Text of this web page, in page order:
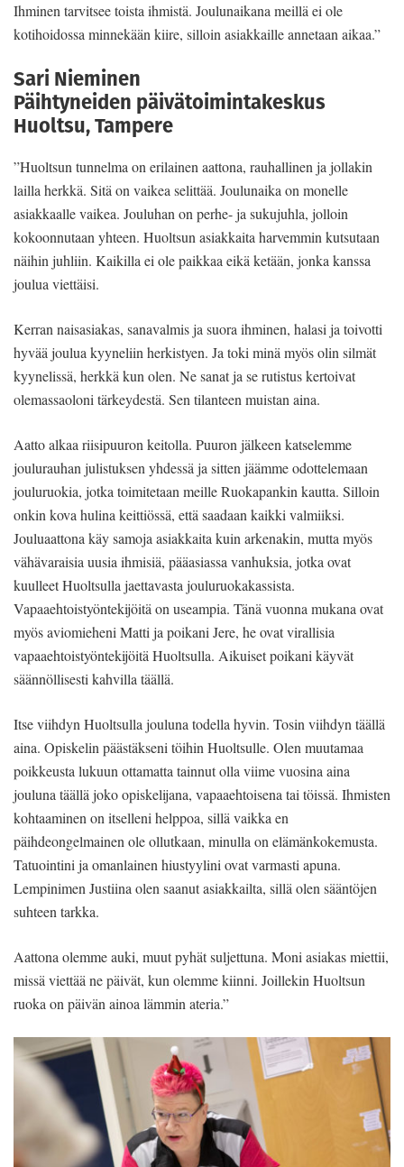
Ihminen tarvitsee toista ihmistä. Joulunaikana meillä ei ole
kotihoidossa minnekään kiire, silloin asiakkaille annetaan aikaa.”
Sari Nieminen
Päihtyneiden päivätoimintakeskus
Huoltsu, Tampere
”Huoltsun tunnelma on erilainen aattona, rauhallinen ja jollakin
lailla herkkä. Sitä on vaikea selittää. Joulunaika on monelle
asiakkaalle vaikea. Jouluhan on perhe- ja sukujuhla, jolloin
kokoonnutaan yhteen. Huoltsun asiakkaita harvemmin kutsutaan
näihin juhliin. Kaikilla ei ole paikkaa eikä ketään, jonka kanssa
joulua viettäisi.
Kerran naisasiakas, sanavalmis ja suora ihminen, halasi ja toivotti
hyvää joulua kyyneliin herkistyen. Ja toki minä myös olin silmät
kyynelissä, herkkä kun olen. Ne sanat ja se rutistus kertoivat
olemassaoloni tärkeydestä. Sen tilanteen muistan aina.
Aatto alkaa riisipuuron keitolla. Puuron jälkeen katselemme
joulurauhan julistuksen yhdessä ja sitten jäämme odottelemaan
jouluruokia, jotka toimitetaan meille Ruokapankin kautta. Silloin
onkin kova hulina keittiössä, että saadaan kaikki valmiiksi.
Jouluaattona käy samoja asiakkaita kuin arkenakin, mutta myös
vähävaraisia uusia ihmisiä, pääasiassa vanhuksia, jotka ovat
kuulleet Huoltsulla jaettavasta jouluruokakassista.
Vapaaehtoistyöntekijöitä on useampia. Tänä vuonna mukana ovat
myös aviomieheni Matti ja poikani Jere, he ovat virallisia
vapaaehtoistyöntekijöitä Huoltsulla. Aikuiset poikani käyvät
säännöllisesti kahvilla täällä.
Itse viihdyn Huoltsulla jouluna todella hyvin. Tosin viihdyn täällä
aina. Opiskelin päästäkseni töihin Huoltsulle. Olen muutamaa
poikkeusta lukuun ottamatta tainnut olla viime vuosina aina
jouluna täällä joko opiskelijana, vapaaehtoisena tai töissä. Ihmisten
kohtaaminen on itselleni helppoa, sillä vaikka en
päihdeongelmainen ole ollutkaan, minulla on elämänkokemusta.
Tatuointini ja omanlainen hiustyylini ovat varmasti apuna.
Lempinimen Justiina olen saanut asiakkailta, sillä olen sääntöjen
suhteen tarkka.
Aattona olemme auki, muut pyhät suljettuna. Moni asiakas miettii,
missä viettää ne päivät, kun olemme kiinni. Joillekin Huoltsun
ruoka on päivän ainoa lämmin ateria.”